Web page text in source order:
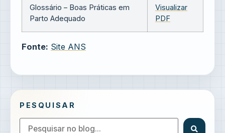
Glossário – Boas Práticas em
Parto Adequado
Visualizar
PDF
Fonte: Site ANS
PESQUISAR